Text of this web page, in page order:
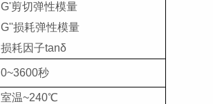
G'剪切弹性模量
G''损耗弹性模量
损耗因子tanδ
0~3600秒
室温~240℃